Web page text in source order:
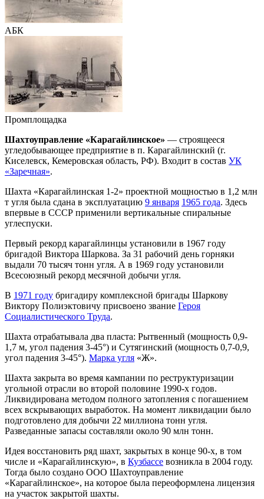
АБК
Промплощадка
Шахтоуправление «Карагайлинское» — строящееся
угледобывающее предприятие в п. Карагайлинский (г.
Киселевск, Кемеровская область, РФ). Входит в состав УК
«Заречная».
Шахта «Карагайлинская 1-2» проектной мощностью в 1,2 млн
т угля была сдана в эксплуатацию 9 января 1965 года. Здесь
впервые в СССР применили вертикальные спиральные
углеспуски.
Первый рекорд карагайлинцы установили в 1967 году
бригадой Виктора Шаркова. За 31 рабочий день горняки
выдали 70 тысяч тонн угля. А в 1969 году установили
Всесоюзный рекорд месячной добычи угля.
В 1971 году бригадиру комплексной бригады Шаркову
Виктору Полиэктовичу присвоено звание Героя
Социалистического Труда.
Шахта отрабатывала два пласта: Рытвенный (мощность 0,9-
1,7 м, угол падения 3-45°) и Сутягинский (мощность 0,7-0,9,
угол падения 3-45°). Марка угля «Ж».
Шахта закрыта во время кампании по реструктуризации
угольной отрасли во второй половине 1990-х годов.
Ликвидирована методом полного затопления с погашением
всех вскрывающих выработок. На момент ликвидации было
подготовлено для добычи 22 миллиона тонн угля.
Разведанные запасы составляли около 90 млн тонн.
Идея восстановить ряд шахт, закрытых в конце 90-х, в том
числе и «Карагайлинскую», в Кузбассе возникла в 2004 году.
Тогда было создано ООО Шахтоуправление
«Карагайлинское», на которое была переоформлена лицензия
на участок закрытой шахты.